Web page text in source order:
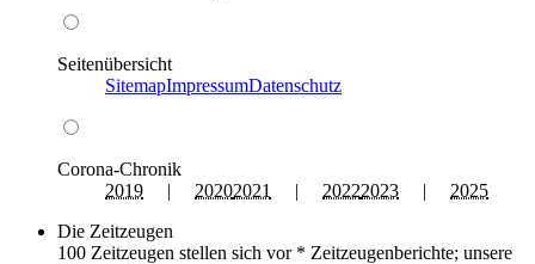
Seitenübersicht
SitemapImpressumDatenschutz
Corona-Chronik
2019 | 20202021 | 20222023 | 2025
Die Zeitzeugen
100 Zeitzeugen stellen sich vor * Zeitzeugenberichte; unsere